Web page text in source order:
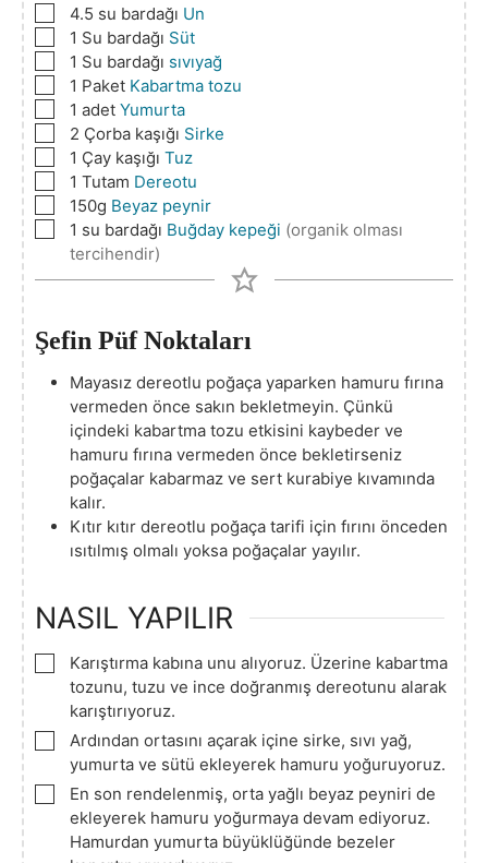
▢
4.5 su bardağı Un
▢1 Su bardağı Süt
▢1 Su bardağı sıvıyağ
▢1 Paket Kabartma tozu
▢1 adet Yumurta
▢
2 Çorba kaşığı Sirke
▢1 Çay kaşığı Tuz
▢1 Tutam Dereotu
▢150g Beyaz peynir
▢1 su bardağı Buğday kepeği (organik olması
tercihendir)
Şefin Püf Noktaları
Mayasız dereotlu poğaça yaparken hamuru fırına
vermeden önce sakın bekletmeyin. Çünkü
içindeki kabartma tozu etkisini kaybeder ve
hamuru fırına vermeden önce bekletirseniz
poğaçalar kabarmaz ve sert kurabiye kıvamında
kalır.
Kıtır kıtır dereotlu poğaça tarifi için fırını önceden
ısıtılmış olmalı yoksa poğaçalar yayılır.
NASIL YAPILIR
▢
Karıştırma kabına unu alıyoruz. Üzerine kabartma
tozunu, tuzu ve ince doğranmış dereotunu alarak
karıştırıyoruz.
▢
Ardından ortasını açarak içine sirke, sıvı yağ,
yumurta ve sütü ekleyerek hamuru yoğuruyoruz.
▢
En son rendelenmiş, orta yağlı beyaz peyniri de
ekleyerek hamuru yoğurmaya devam ediyoruz.
Hamurdan yumurta büyüklüğünde bezeler